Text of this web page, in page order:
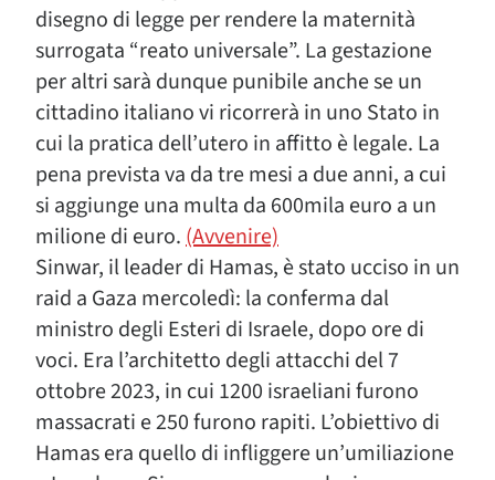
disegno di legge per rendere la maternità
surrogata “reato universale”. La gestazione
per altri sarà dunque punibile anche se un
cittadino italiano vi ricorrerà in uno Stato in
cui la pratica dell’utero in affitto è legale. La
pena prevista va da tre mesi a due anni, a cui
si aggiunge una multa da 600mila euro a un
milione di euro.(Avvenire)
Sinwar, il leader di Hamas, è stato ucciso in un
raid a Gaza mercoledì: la conferma dal
ministro degli Esteri di Israele, dopo ore di
voci. Era l’architetto degli attacchi del 7
ottobre 2023, in cui 1200 israeliani furono
massacrati e 250 furono rapiti. L’obiettivo di
Hamas era quello di infliggere un’umiliazione